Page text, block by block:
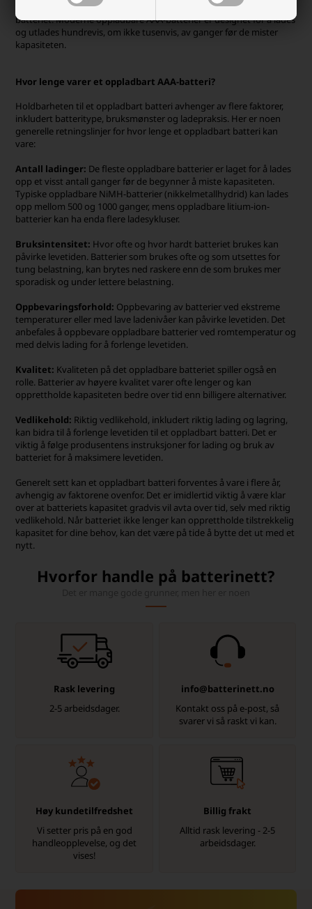
gjentas mange ganger, avhengig av batteritype og kvaliteten på
batteriet. Moderne oppladbare AAA-batterier er designet for å lades
og utlades hundrevis, om ikke tusenvis, av ganger før de mister
kapasiteten.
Hvor lenge varer et oppladbart AAA-batteri?
Holdbarheten til et oppladbart batteri avhenger av flere faktorer,
inkludert batteritype, bruksmønster og ladepraksis. Her er noen
generelle retningslinjer for hvor lenge et oppladbart batteri kan
vare:
Antall ladinger: De fleste oppladbare batterier er laget for å lades
opp et visst antall ganger før de begynner å miste kapasiteten.
Typiske oppladbare NiMH-batterier (nikkelmetallhydrid) kan lades
opp mellom 500 og 1000 ganger, mens oppladbare litium-ion-
batterier kan ha enda flere ladesykluser.
Bruksintensitet: Hvor ofte og hvor hardt batteriet brukes kan
påvirke levetiden. Batterier som brukes ofte og som utsettes for
tung belastning, kan brytes ned raskere enn de som brukes mer
sporadisk og under lettere belastning.
Oppbevaringsforhold: Oppbevaring av batterier ved ekstreme
temperaturer eller med lave ladenivåer kan påvirke levetiden. Det
anbefales å oppbevare oppladbare batterier ved romtemperatur og
med delvis lading for å forlenge levetiden.
Kvalitet: Kvaliteten på det oppladbare batteriet spiller også en
rolle. Batterier av høyere kvalitet varer ofte lenger og kan
opprettholde kapasiteten bedre over tid enn billigere alternativer.
Vedlikehold: Riktig vedlikehold, inkludert riktig lading og lagring,
kan bidra til å forlenge levetiden til et oppladbart batteri. Det er
viktig å følge produsentens instruksjoner for lading og bruk av
batteriet for å maksimere levetiden.
Generelt sett kan et oppladbart batteri forventes å vare i flere år,
avhengig av faktorene ovenfor. Det er imidlertid viktig å være klar
over at batteriets kapasitet gradvis vil avta over tid, selv med riktig
vedlikehold. Når batteriet ikke lenger kan opprettholde tilstrekkelig
kapasitet for dine behov, kan det være på tide å bytte det ut med et
nytt.
Hvorfor handle på batterinett?
Rask levering
2-5 arbeidsdager.
info@batterinett.no
Kontakt oss på e-post, så
svarer vi så raskt vi kan.
Høy kundetilfredshet
Vi setter pris på en god
handleopplevelse, og det
vises!
Billig frakt
Alltid rask levering - 2-5
arbeidsdager.